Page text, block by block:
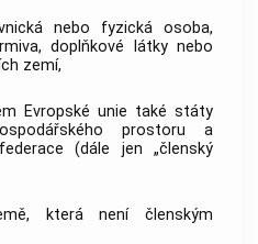
nebo fyzická osoba,
doplňkové látky nebo
zemí,
Evropské unie také státy
prostoru a
(dále jen „členský
která není členským